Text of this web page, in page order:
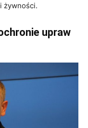
żywności.
upraw